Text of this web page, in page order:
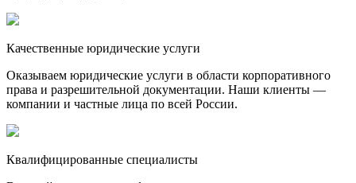
Качественные юридические услуги
Оказываем юридические услуги в области корпоративного
права и разрешительной документации. Наши клиенты —
компании и частные лица по всей России.
Квалифицированные специалисты